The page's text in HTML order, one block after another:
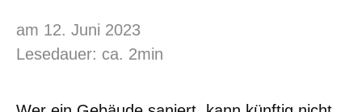
am 12. Juni 2023
Lesedauer: ca. 2min